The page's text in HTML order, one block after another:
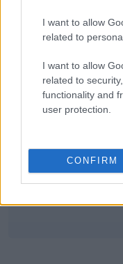
I want to allow
related to
I want to allow
related to
functionality and
user protection.
CONFIRM